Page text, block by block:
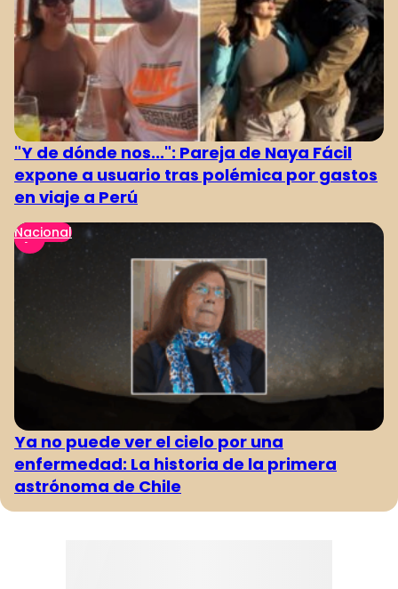
"Y de dónde nos...": Pareja de Naya Fácil
expone a usuario tras polémica por gastos
en viaje a Perú
Nacional
Ya no puede ver el cielo por una
enfermedad: La historia de la primera
astrónoma de Chile